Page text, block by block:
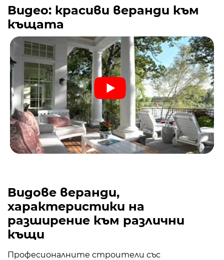
Видео: красиви веранди към
къщата
Видове веранди,
характеристики на
разширение към различни
къщи
Професионалните строители със